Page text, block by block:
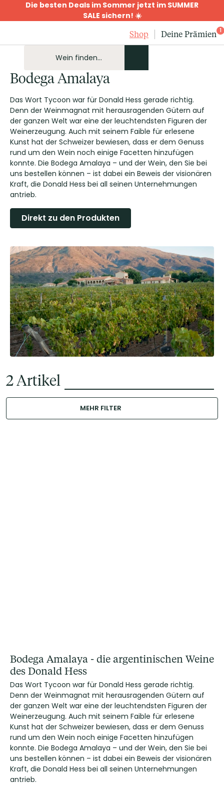
Die besten Deals im Sommer jetzt im SUMMER
SALE sichern! ☀️
Shop
Deine Prämien 1
Bodega Amalaya
Das Wort Tycoon war für Donald Hess gerade richtig.
Denn der Weinmagnat mit herausragenden Gütern auf
der ganzen Welt war eine der leuchtendsten Figuren der
Weinerzeugung. Auch mit seinem Faible für erlesene
Kunst hat der Schweizer bewiesen, dass er dem Genuss
rund um den Wein noch einige Facetten hinzufügen
konnte. Die Bodega Amalaya – und der Wein, den Sie bei
uns bestellen können – ist dabei ein Beweis der visionären
Kraft, die Donald Hess bei all seinen Unternehmungen
antrieb.
Direkt zu den Produkten
2Artikel
MEHR FILTER
Bodega Amalaya - die argentinischen Weine
des Donald Hess
Das Wort Tycoon war für Donald Hess gerade richtig.
Denn der Weinmagnat mit herausragenden Gütern auf
der ganzen Welt war eine der leuchtendsten Figuren der
Weinerzeugung. Auch mit seinem Faible für erlesene
Kunst hat der Schweizer bewiesen, dass er dem Genuss
rund um den Wein noch einige Facetten hinzufügen
konnte. Die Bodega Amalaya – und der Wein, den Sie bei
uns bestellen können – ist dabei ein Beweis der visionären
Kraft, die Donald Hess bei all seinen Unternehmungen
antrieb.